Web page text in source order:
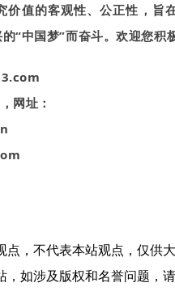
价值的客观性、公正性，旨
“中国梦”而奋斗。欢迎您积
网址：
点，不代表本站观点，仅供
，如涉及版权和名誉问题，